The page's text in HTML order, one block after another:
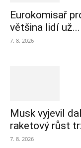
Eurokomisař
většina lidí už...
7. 8. 2026
Musk vyjevil
raketový růst
7. 8. 2026